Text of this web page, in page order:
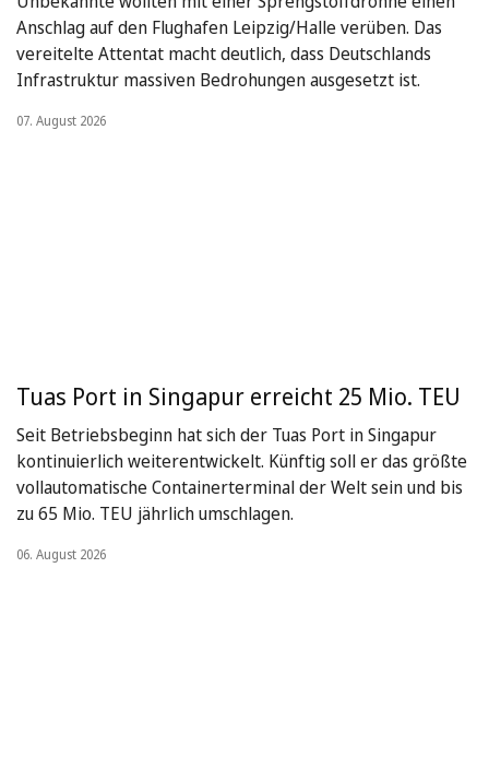
Anschlag auf den Flughafen Leipzig/Halle verüben. Das
vereitelte Attentat macht deutlich, dass Deutschlands
Infrastruktur massiven Bedrohungen ausgesetzt ist.
07. August 2026
Tuas Port in Singapur erreicht 25 Mio. TEU
Seit Betriebsbeginn hat sich der Tuas Port in Singapur
kontinuierlich weiterentwickelt. Künftig soll er das größte
vollautomatische Containerterminal der Welt sein und bis
zu 65 Mio. TEU jährlich umschlagen.
06. August 2026